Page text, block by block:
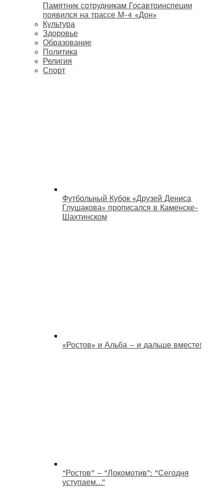
Памятник сотрудникам Госавтоинспеции
появился на трассе М-4 «Дон»
Культура
Здоровье
Образование
Политика
Религия
Спорт
Футбольный Кубок «Друзей Дениса
Глушакова» прописался в Каменске-
Шахтинском
«Ростов» и Альба – и дальше вместе!
“Ростов” – “Локомотив”: “Сегодня
уступаем…”